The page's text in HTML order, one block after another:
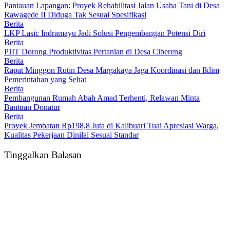
Pantauan Lapangan: Proyek Rehabilitasi Jalan Usaha Tani di Desa
Rawagede II Diduga Tak Sesuai Spesifikasi
Berita
LKP Lasic Indramayu Jadi Solusi Pengembangan Potensi Diri
Berita
PJIT Dorong Produktivitas Pertanian di Desa Cibereng
Berita
Rapat Minggon Rutin Desa Margakaya Jaga Koordinasi dan Iklim
Pemerintahan yang Sehat
Berita
Pembangunan Rumah Abah Amad Terhenti, Relawan Minta
Bantuan Donatur
Berita
Proyek Jembatan Rp198,8 Juta di Kalibuari Tuai Apresiasi Warga,
Kualitas Pekerjaan Dinilai Sesuai Standar
Tinggalkan Balasan